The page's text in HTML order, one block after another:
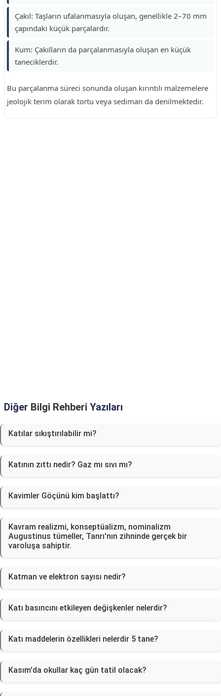
Çakıl: Taşların ufalanmasıyla oluşan, genellikle 2–70 mm
çapındaki küçük parçalardır.
Kum: Çakılların da parçalanmasıyla oluşan en küçük
taneciklerdir.
Bu parçalanma süreci sonunda oluşan kırıntılı malzemelere
jeolojik terim olarak tortu veya sediman da denilmektedir.
Diğer Bilgi Rehberi Yazıları
Katılar sıkıştırılabilir mi?
Katının zıttı nedir? Gaz mı sıvı mı?
Kavimler Göçünü kim başlattı?
Kavram realizmi, konseptüalizm, nominalizm
Augustinus tümeller, Tanrı'nın zihninde gerçek bir
varoluşa sahiptir.
Katman ve elektron sayısı nedir?
Katı basıncını etkileyen değişkenler nelerdir?
Katı maddelerin özellikleri nelerdir 5 tane?
Kasım'da okullar kaç gün tatil olacak?